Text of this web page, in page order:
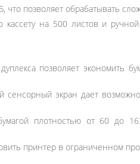
что позволяет обрабатывать
кассету на 500 листов и
позволяет экономить
сенсорный экран дает
плотностью от 60 до
принтер в ограниченном